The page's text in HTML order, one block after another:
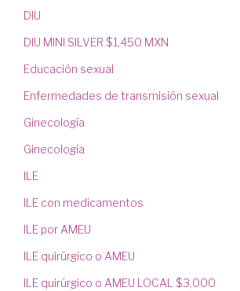
DIU
DIU MINI SILVER $1,450 MXN
Educación sexual
Enfermedades de transmisión sexual
Ginecología
Ginecología
ILE
ILE con medicamentos
ILE por AMEU
ILE quirúrgico o AMEU
ILE quirúrgico o AMEU LOCAL $3,000